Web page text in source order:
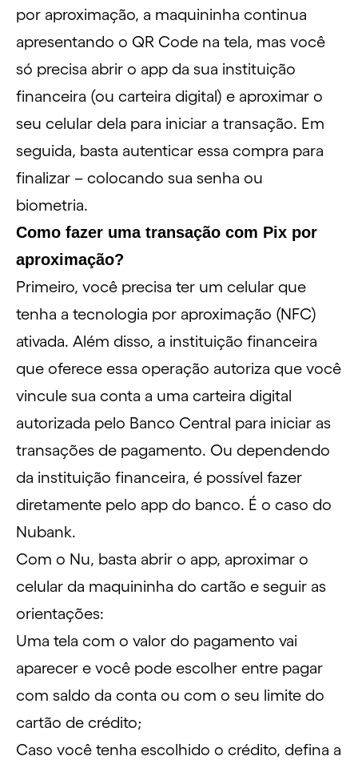
por aproximação, a maquininha continua
apresentando o QR Code na tela, mas você
só precisa abrir o app da sua instituição
financeira (ou carteira digital) e aproximar o
seu celular dela para iniciar a transação. Em
seguida, basta autenticar essa compra para
finalizar – colocando sua senha ou
biometria.
Como fazer uma transação com Pix por
aproximação?
Primeiro, você precisa ter um celular que
tenha a tecnologia por aproximação (NFC)
ativada. Além disso, a instituição financeira
que oferece essa operação autoriza que você
vincule sua conta a uma carteira digital
autorizada pelo Banco Central para iniciar as
transações de pagamento. Ou dependendo
da instituição financeira, é possível fazer
diretamente pelo app do banco. É o caso do
Nubank.
Com o Nu, basta abrir o app, aproximar o
celular da maquininha do cartão e seguir as
orientações:
Uma tela com o valor do pagamento vai
aparecer e você pode escolher entre pagar
com saldo da conta ou com o seu limite do
cartão de crédito;
Caso você tenha escolhido o crédito, defina a